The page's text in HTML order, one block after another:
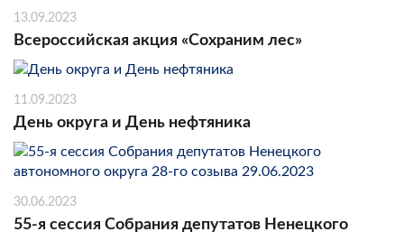
13.09.2023
Всероссийская акция «Сохраним лес»
11.09.2023
День округа и День нефтяника
30.06.2023
55-я сессия Собрания депутатов Ненецкого